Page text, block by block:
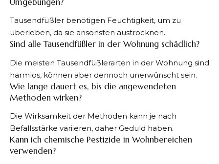
Tausendfüßler benötigen Feuchtigkeit, um zu
überleben, da sie ansonsten austrocknen.
Sind alle Tausendfüßler in der Wohnung schädlich?
Die meisten Tausendfüßlerarten in der Wohnung sind
harmlos, können aber dennoch unerwünscht sein.
Wie lange dauert es, bis die angewendeten
Methoden wirken?
Die Wirksamkeit der Methoden kann je nach
Befallsstärke variieren, daher Geduld haben.
Kann ich chemische Pestizide in Wohnbereichen
verwenden?